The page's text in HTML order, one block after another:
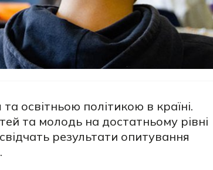
освітньою політикою в країні.
та молодь на достатньому рівні
результати опитування